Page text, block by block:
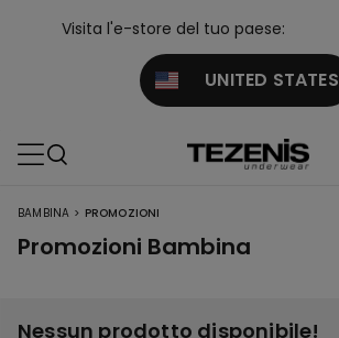
Visita l'e-store del tuo paese:
UNITED STATES
BAMBINA > PROMOZIONI
Promozioni Bambina
Nessun prodotto disponibile!